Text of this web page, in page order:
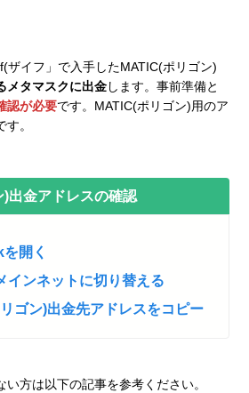
ザイフ」で入手したMATIC(ポリゴン)
メタマスクに出金します。事前準備と
認が必要です。MATIC(ポリゴン)用のア
。
)出金アドレスの確認
開く
ンネットに切り替える
ゴン)出金先アドレスをコピー
い方は以下の記事を参考ください。